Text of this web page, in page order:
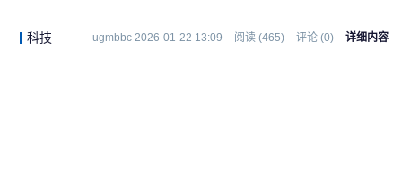
科技 ugmbbc 2026-01-22 13:09 阅读 (465) 评论 (0) 详细内容